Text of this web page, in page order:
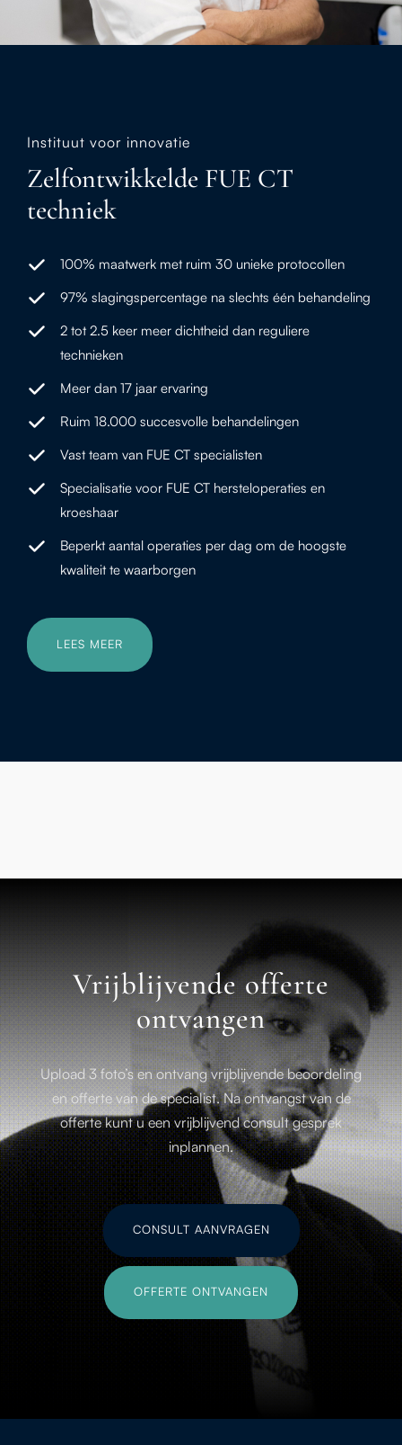
Instituut voor innovatie
Zelfontwikkelde FUE CT
techniek
100% maatwerk met ruim 30 unieke protocollen
97% slagingspercentage na slechts één behandeling
2 tot 2.5 keer meer dichtheid dan reguliere
technieken
Meer dan 17 jaar ervaring
Ruim 18.000 succesvolle behandelingen
Vast team van FUE CT specialisten
Specialisatie voor FUE CT hersteloperaties en
kroeshaar
Beperkt aantal operaties per dag om de hoogste
kwaliteit te waarborgen
LEES MEER
Vrijblijvende offerte
ontvangen
Upload 3 foto’s en ontvang vrijblijvende beoordeling
en offerte van de specialist. Na ontvangst van de
offerte kunt u een vrijblijvend consult gesprek
inplannen.
CONSULT AANVRAGEN
OFFERTE ONTVANGEN